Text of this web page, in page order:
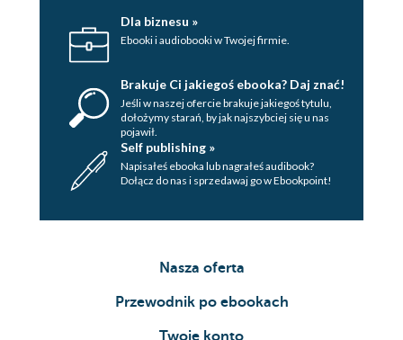
Dla biznesu »
Ebooki i audiobooki w Twojej firmie.
Brakuje Ci jakiegoś ebooka? Daj znać!
Jeśli w naszej ofercie brakuje jakiegoś tytulu,
dołożymy starań, by jak najszybciej się u nas
pojawił.
Self publishing »
Napisałeś ebooka lub nagrałeś audibook?
Dołącz do nas i sprzedawaj go w Ebookpoint!
Nasza oferta
Przewodnik po ebookach
Twoje konto